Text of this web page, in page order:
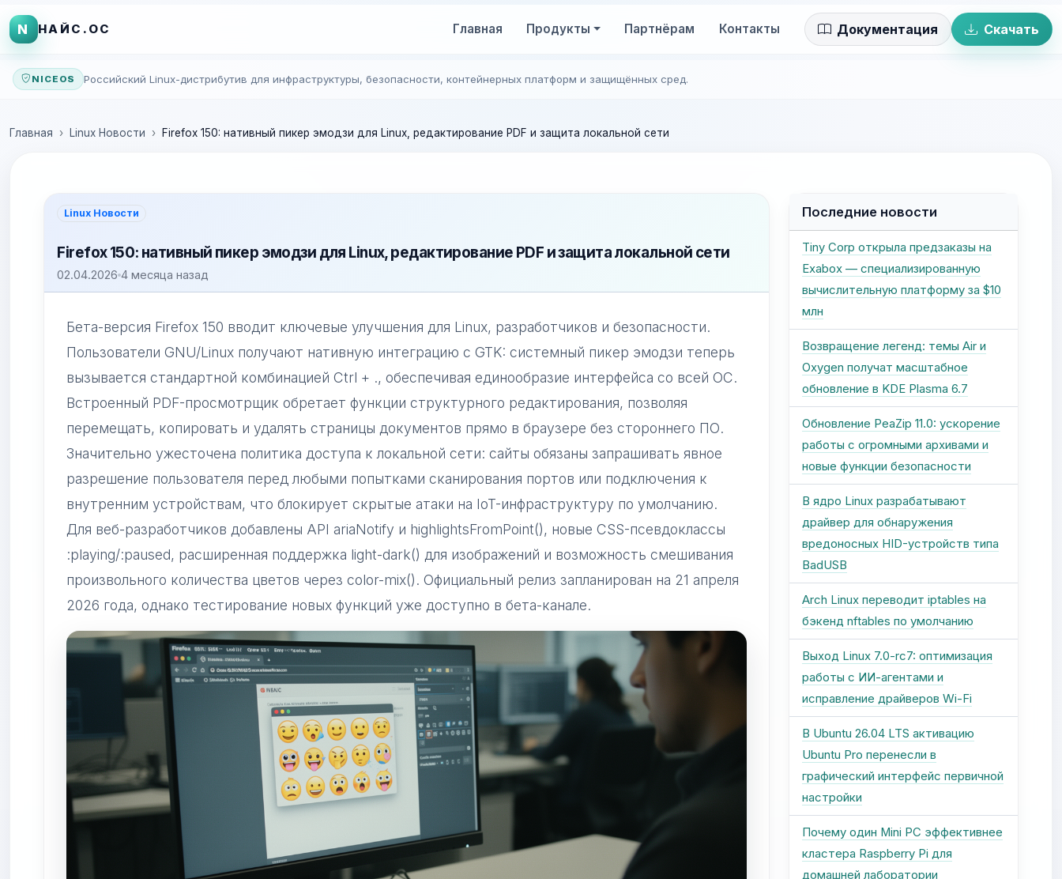
N НАЙС.ОС Главная Продукты Партнёрам Контакты Документация Скачать
NICEOS Российский Linux-дистрибутив для инфраструктуры, безопасности, контейнерных платформ и защищённых сред.
Главная Linux Новости Firefox 150: нативный пикер эмодзи для Linux, редактирование PDF и защита локальной сети
Linux Новости
Firefox 150: нативный пикер эмодзи для Linux, редактирование PDF и защита локальной сети
02.04.2026 4 месяца назад
Бета-версия Firefox 150 вводит ключевые улучшения для Linux, разработчиков и безопасности.
Пользователи GNU/Linux получают нативную интеграцию с GTK: системный пикер эмодзи теперь
вызывается стандартной комбинацией Ctrl + ., обеспечивая единообразие интерфейса со всей ОС.
Встроенный PDF-просмотрщик обретает функции структурного редактирования, позволяя
перемещать, копировать и удалять страницы документов прямо в браузере без стороннего ПО.
Значительно ужесточена политика доступа к локальной сети: сайты обязаны запрашивать явное
разрешение пользователя перед любыми попытками сканирования портов или подключения к
внутренним устройствам, что блокирует скрытые атаки на IoT-инфраструктуру по умолчанию.
Для веб-разработчиков добавлены API ariaNotify и highlightsFromPoint(), новые CSS-псевдоклассы
:playing/:paused, расширенная поддержка light-dark() для изображений и возможность смешивания
произвольного количества цветов через color-mix(). Официальный релиз запланирован на 21 апреля
2026 года, однако тестирование новых функций уже доступно в бета-канале.
Последние новости
Tiny Corp открыла предзаказы на
Exabox — специализированную
вычислительную платформу за $10
млн
Возвращение легенд: темы Air и
Oxygen получат масштабное
обновление в KDE Plasma 6.7
Обновление PeaZip 11.0: ускорение
работы с огромными архивами и
новые функции безопасности
В ядро Linux разрабатывают
драйвер для обнаружения
вредоносных HID-устройств типа
BadUSB
Arch Linux переводит iptables на
бэкенд nftables по умолчанию
Выход Linux 7.0-rc7: оптимизация
работы с ИИ-агентами и
исправление драйверов Wi-Fi
В Ubuntu 26.04 LTS активацию
Ubuntu Pro перенесли в
графический интерфейс первичной
настройки
Почему один Mini PC эффективнее
кластера Raspberry Pi для
домашней лаборатории